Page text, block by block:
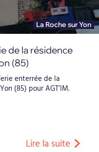
La Roche sur Yon
de la résidence
(85)
enterrée de la
(85) pour AGT’IM.
Lire la suite